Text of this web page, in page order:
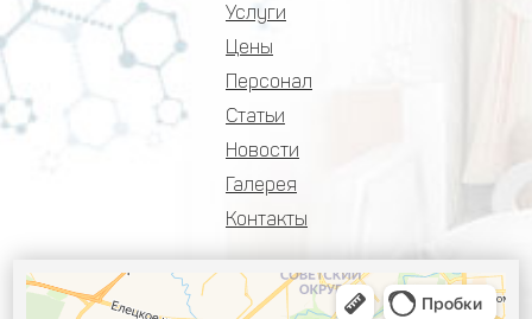
Услуги
Цены
Персонал
Статьи
Новости
Галерея
Контакты